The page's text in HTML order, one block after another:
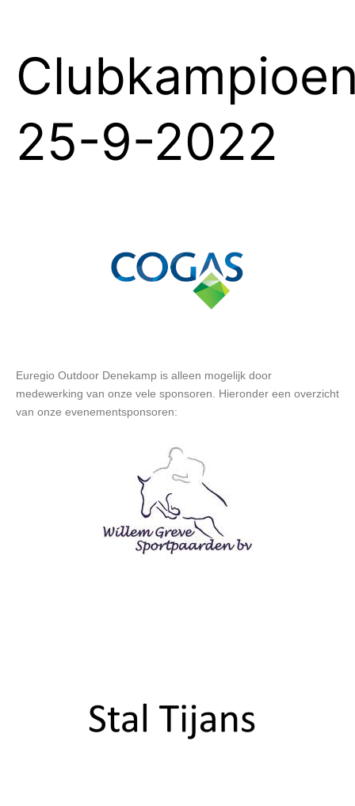
25-9-2022
Euregio Outdoor Denekamp is alleen mogelijk door
medewerking van onze vele sponsoren. Hieronder een overzicht
van onze evenementsponsoren: